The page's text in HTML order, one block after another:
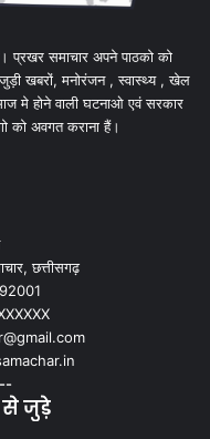
प्रखर समाचार अपने पाठको को
जुड़ी खबरों, मनोरंजन , स्वास्थ्य , खेल
मे होने वाली घटनाओ एवं सरकार
को अवगत कराना हैं।
छत्तीसगढ़
से जुड़े